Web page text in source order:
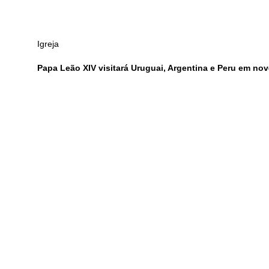
Igreja
Papa Leão XIV visitará Uruguai, Argentina e Peru em